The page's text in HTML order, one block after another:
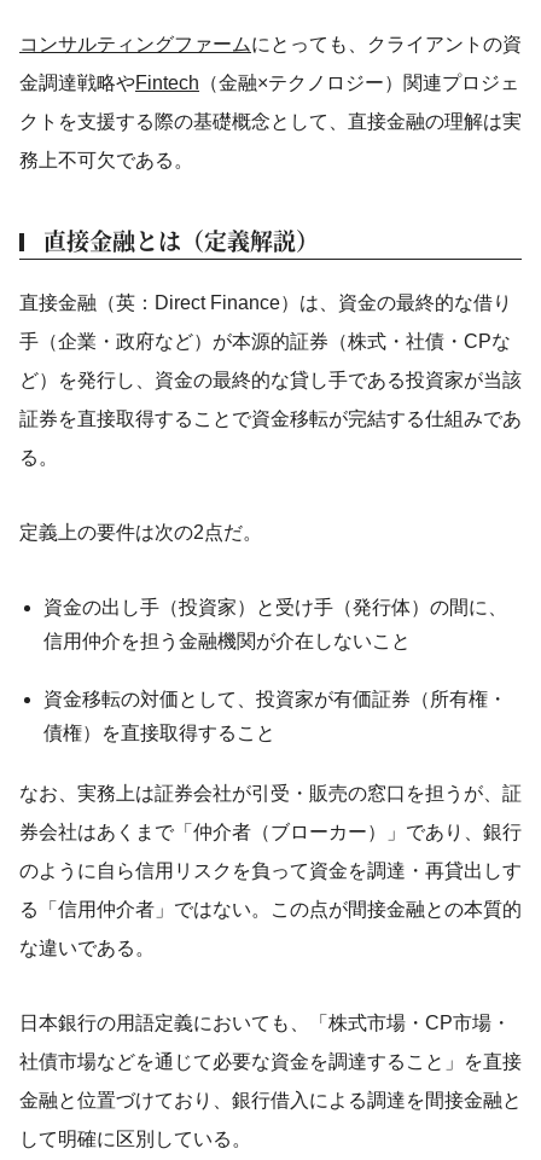
コンサルティングファームにとっても、クライアントの資
金調達戦略やFintech （金融×テクノロジー）関連プロジェ
クトを支援する際の基礎概念として、直接金融の理解は実
務上不可欠である。
直接金融とは（定義解説）
直接金融（英：Direct Finance）は、資金の最終的な借り
手（企業・政府など）が本源的証券（株式・社債・CPな
ど）を発行し、資金の最終的な貸し手である投資家が当該
証券を直接取得することで資金移転が完結する仕組みであ
る。
定義上の要件は次の2点だ。
資金の出し手（投資家）と受け手（発行体）の間に、
信用仲介を担う金融機関が介在しないこと
資金移転の対価として、投資家が有価証券（所有権・
債権）を直接取得すること
なお、実務上は証券会社が引受・販売の窓口を担うが、証
券会社はあくまで「仲介者（ブローカー）」であり、銀行
のように自ら信用リスクを負って資金を調達・再貸出しす
る「信用仲介者」ではない。この点が間接金融との本質的
な違いである。
日本銀行の用語定義においても、「株式市場・CP市場・
社債市場などを通じて必要な資金を調達すること」を直接
金融と位置づけており、銀行借入による調達を間接金融と
して明確に区別している。